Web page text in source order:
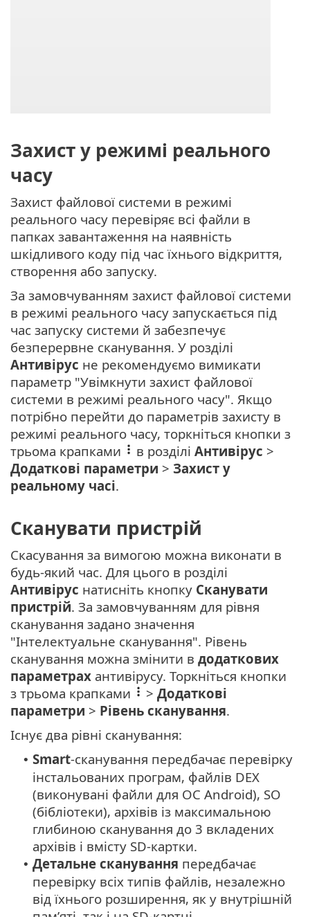
Захист у режимі реального
часу
Захист файлової системи в режимі
реального часу перевіряє всі файли в
папках завантаження на наявність
шкідливого коду під час їхнього відкриття,
створення або запуску.
За замовчуванням захист файлової системи
в режимі реального часу запускається під
час запуску системи й забезпечує
безперервне сканування. У розділі
Антивірус не рекомендуємо вимикати
параметр "Увімкнути захист файлової
системи в режимі реального часу". Якщо
потрібно перейти до параметрів захисту в
режимі реального часу, торкніться кнопки з
трьома крапками
в розділі Антивірус >
Додаткові параметри > Захист у
реальному часі.
Сканувати пристрій
Скасування за вимогою можна виконати в
будь-який час. Для цього в розділі
Антивірус натисніть кнопку Сканувати
пристрій. За замовчуванням для рівня
сканування задано значення
"Інтелектуальне сканування". Рівень
сканування можна змінити в додаткових
параметрах антивірусу. Торкніться кнопки
з трьома крапками
> Додаткові
параметри > Рівень сканування.
Існує два рівні сканування:
• Smart-сканування передбачає перевірку
інстальованих програм, файлів DEX
(виконувані файли для ОС Android), SO
(бібліотеки), архівів із максимальною
глибиною сканування до 3 вкладених
архівів і вмісту SD-картки.
• Детальне сканування передбачає
перевірку всіх типів файлів, незалежно
від їхнього розширення, як у внутрішній